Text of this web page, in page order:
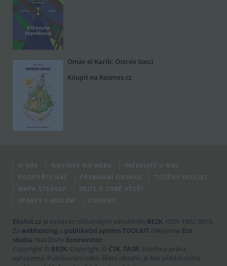
Omar el Karib: Ostrov Socci
Koupit na Kosmas.cz
O NÁS NOVINKY NA WEBU
INZERUJTE U NÁS
PODPOŘTE NÁS
PŘEBÍRÁNÍ OBSAHU
TIŠTĚNÝ EKOLIST
MAPA STRÁNEK
DEJTE O SOBĚ VĚDĚT
ZPRÁVY E-MAILEM
COOKIES
Ekolist.cz je vydáván občanským sdružením BEZK. ISSN 1802-9019.
Za webhosting a publikační systém TOOLKIT děkujeme Ecn
studiu. Navštivte Ecomonitor.
Copyright © BEZK. Copyright © ČTK, TASR. Všechna práva
vyhrazena. Publikování nebo šíření obsahu je bez předchozího